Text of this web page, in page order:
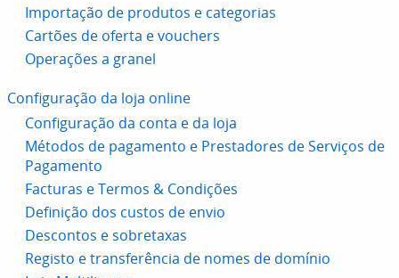
Importação de produtos e categorias
Cartões de oferta e vouchers
Operações a granel
Configuração da loja online
Configuração da conta e da loja
Métodos de pagamento e Prestadores de Serviços de
Pagamento
Facturas e Termos & Condições
Definição dos custos de envio
Descontos e sobretaxas
Registo e transferência de nomes de domínio